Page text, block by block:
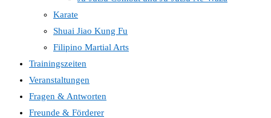
Karate
Shuai Jiao Kung Fu
Filipino Martial Arts
Trainingszeiten
Veranstaltungen
Fragen & Antworten
Freunde & Förderer